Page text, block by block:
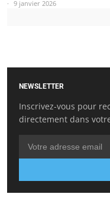
9 janvier 2026
NEWSLETTER
Inscrivez-vous pour
directement dans